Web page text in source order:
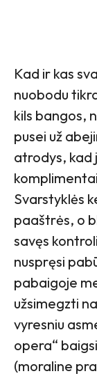
Kad ir kas
nuobodu
kils bangos,
pusei už
atrodys, kad
Svarstyklės
paaštrės, o
savęs
nuspręsi
pabaigoje
užsimegzti
vyresniu
opera“
(moraline